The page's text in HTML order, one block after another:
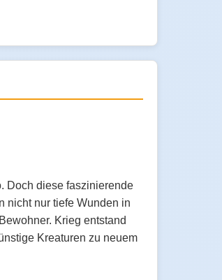
Doch diese faszinierende
nicht nur tiefe Wunden in
Krieg entstand
Kreaturen zu neuem